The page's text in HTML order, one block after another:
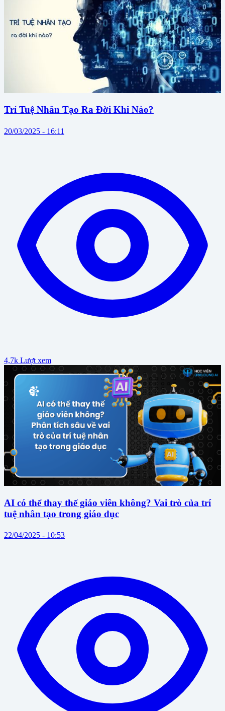
Trí Tuệ Nhân Tạo Ra Đời Khi Nào?
20/03/2025 - 16:11
4,7k Lượt xem
AI có thể thay thế giáo viên không? Vai trò của trí
tuệ nhân tạo trong giáo dục
22/04/2025 - 10:53